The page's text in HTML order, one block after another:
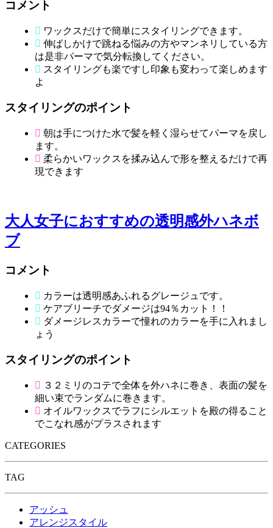
コメント
ワックスだけで簡単にスタイリングできます。
伸ばしかけで跳ねる悩みの方やマンネリしている方
は是非パーマで気分転換してください。
スタイリングも楽ですし印象も変わって楽しめます
よ
スタイリングのポイント
朝は手につけた水で髪を軽く湿らせてパーマを戻し
ます。
柔らかいワックスを揉み込んで形を整えるだけで再
現できます
大人女子におすすめの透明感外ハネボ
ブ
コメント
カラーは透明感あふれるグレージュです。
ケアブリーチでダメージは94％カット！！
ダメージレスカラーで憧れのカラーを手に入れまし
ょう
スタイリングのポイント
３２ミリのコテで全体を外ハネに巻き、表面の髪を
細い束でランダムに巻きます。
オイルワックスでラフにシルエットを殿の得ること
でこなれ感がプラスされます
CATEGORIES
TAG
アッシュ
アレンジスタイル